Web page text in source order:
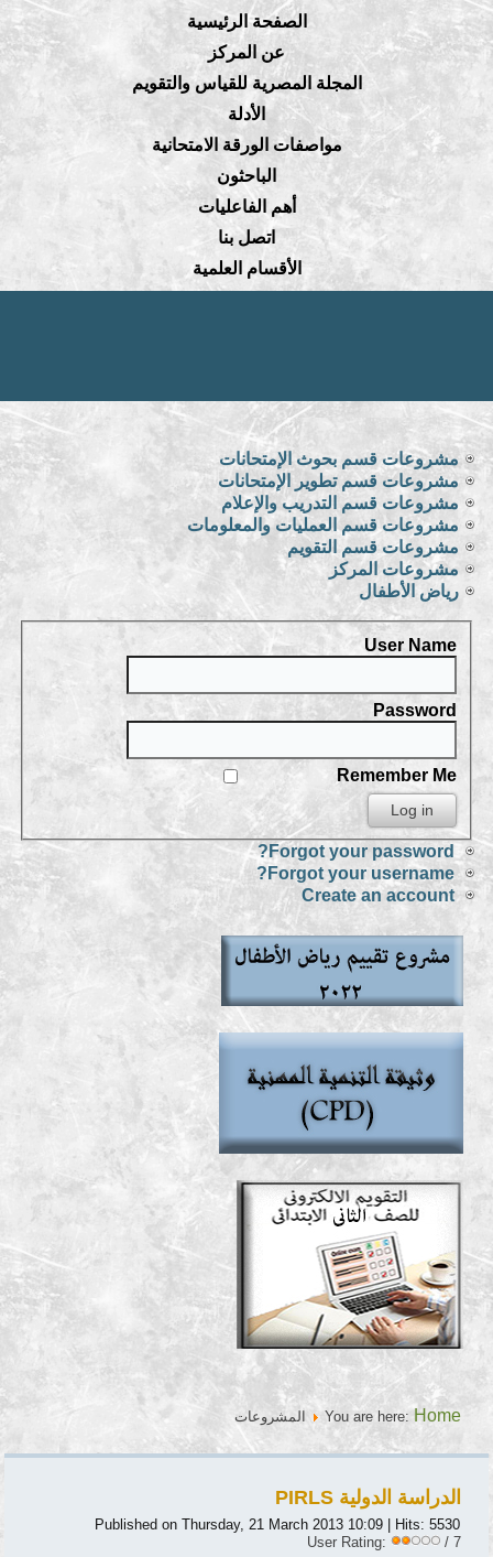
الصفحة الرئيسية
عن المركز
المجلة المصرية للقياس والتقويم
الأدلة
مواصفات الورقة الامتحانية
الباحثون
أهم الفاعليات
اتصل بنا
الأقسام العلمية
مشروعات قسم بحوث الإمتحانات
مشروعات قسم تطوير الإمتحانات
مشروعات قسم التدريب والإعلام
مشروعات قسم العمليات والمعلومات
مشروعات قسم التقويم
مشروعات المركز
رياض الأطفال
User Name
Password
Remember Me
Forgot your password?
Forgot your username?
Create an account
You are here: Home المشروعات
الدراسة الدولية PIRLS
Published on Thursday, 21 March 2013 10:09| Hits: 5530
User Rating:
/ 7